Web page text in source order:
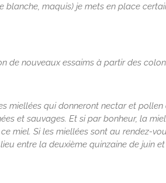
maquis) je mets en place
nouveaux essaims à partir des
miellées qui donneront nectar et
et sauvages. Et si par bonheur, la
miel. Si les miellées sont au rendez-
entre la deuxième quinzaine de juin